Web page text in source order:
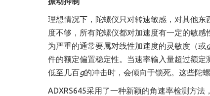
理想情况下，陀螺仪只对转速敏感，对其他
度不够，所有陀螺仪都对加速度有一定的敏感
为严重的通常要属对线性加速度的灵敏度（或g
件的额定偏置稳定性。当速率输入量超过额
低至几百g的冲击时，会倾向于锁死。这些陀
ADXRS645采用了一种新颖的角速率检测方